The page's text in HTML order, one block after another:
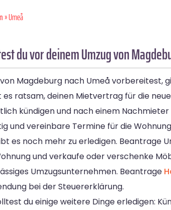
» Umeå
du vor deinem Umzug von
Magdeburg nach Umeå
ratsam, deinen Mietvertrag für die
kündigen und nach einem
und vereinbare Termine für die
es noch mehr zu erledigen. Beantrage
und verkaufe oder verschenke
Umzugsunternehmen. Beantrage
bei der Steuererklärung.
du einige weitere Dinge erledigen: